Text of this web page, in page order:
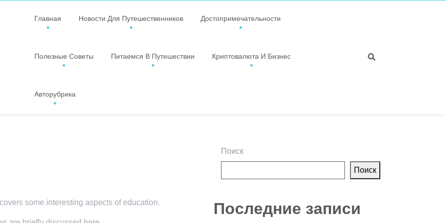
Главная Новости Для Путешественников Достопримечательности
Полезные Советы Питаемся В Путешествии Криптовалюта И Бизнес
Авторубрика
some interesting aspects of education.
Поиск
Поиск
Последние записи